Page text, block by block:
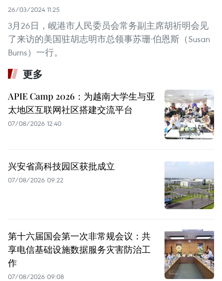
26/03/2024 11:25
3月26日，岘港市人民委员会常务副主席胡祈明会见
了来访的美国驻胡志明市总领事苏珊·伯恩斯（Susan
Burns）一行。
更多
APIE Camp 2026：为越南大学生与亚
太地区互联网社区搭建交流平台
07/08/2026 12:40
兴安省高科技园区获批成立
07/08/2026 09:22
第十六届国会第一次非常规会议：共
享电信基础设施数据服务灾害防治工
作
07/08/2026 09:08